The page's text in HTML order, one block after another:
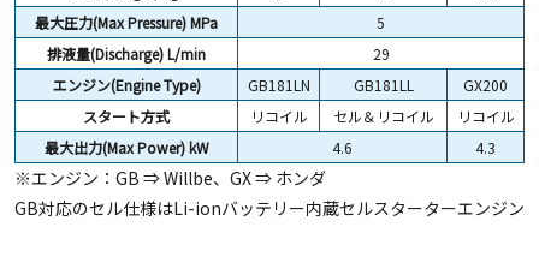
最大圧力(Max Pressure) MPa
5
排液量(Discharge) L/min
29
エンジン(Engine Type)
GB181LN GB181LL
GX200
スタート方式
リコイル セル＆リコイル
リコイル
最大出力(Max Power) kW
4.6 4.3
※エンジン：GB ⇒ Willbe、GX ⇒ ホンダ
GB対応のセル仕様はLi-ionバッテリー内蔵セルスターターエンジン